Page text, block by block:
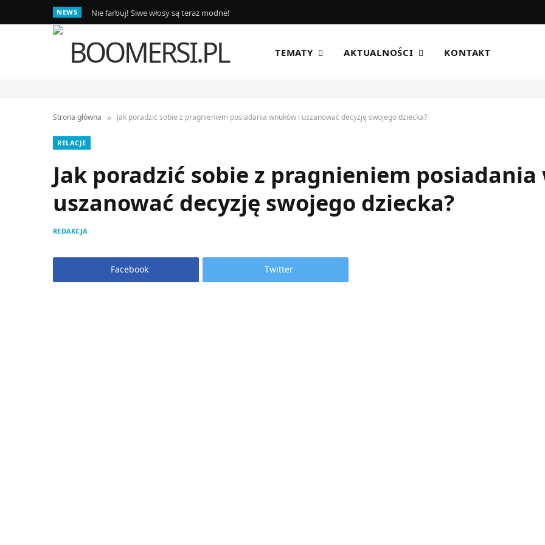
NEWS Nie farbuj! Siwe włosy są teraz modne!
TEMATY AKTUALNOŚCI KONTAKT
Strona główna » Jak poradzić sobie z pragnieniem posiadania wnuków i uszanować decyzję swojego dziecka?
RELACJE
Jak poradzić sobie z pragnieniem
uszanować decyzję swojego dziecka?
REDAKCJA
Facebook Twitter